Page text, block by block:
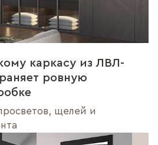
каркасу из ЛВЛ-
ровную
щелей и